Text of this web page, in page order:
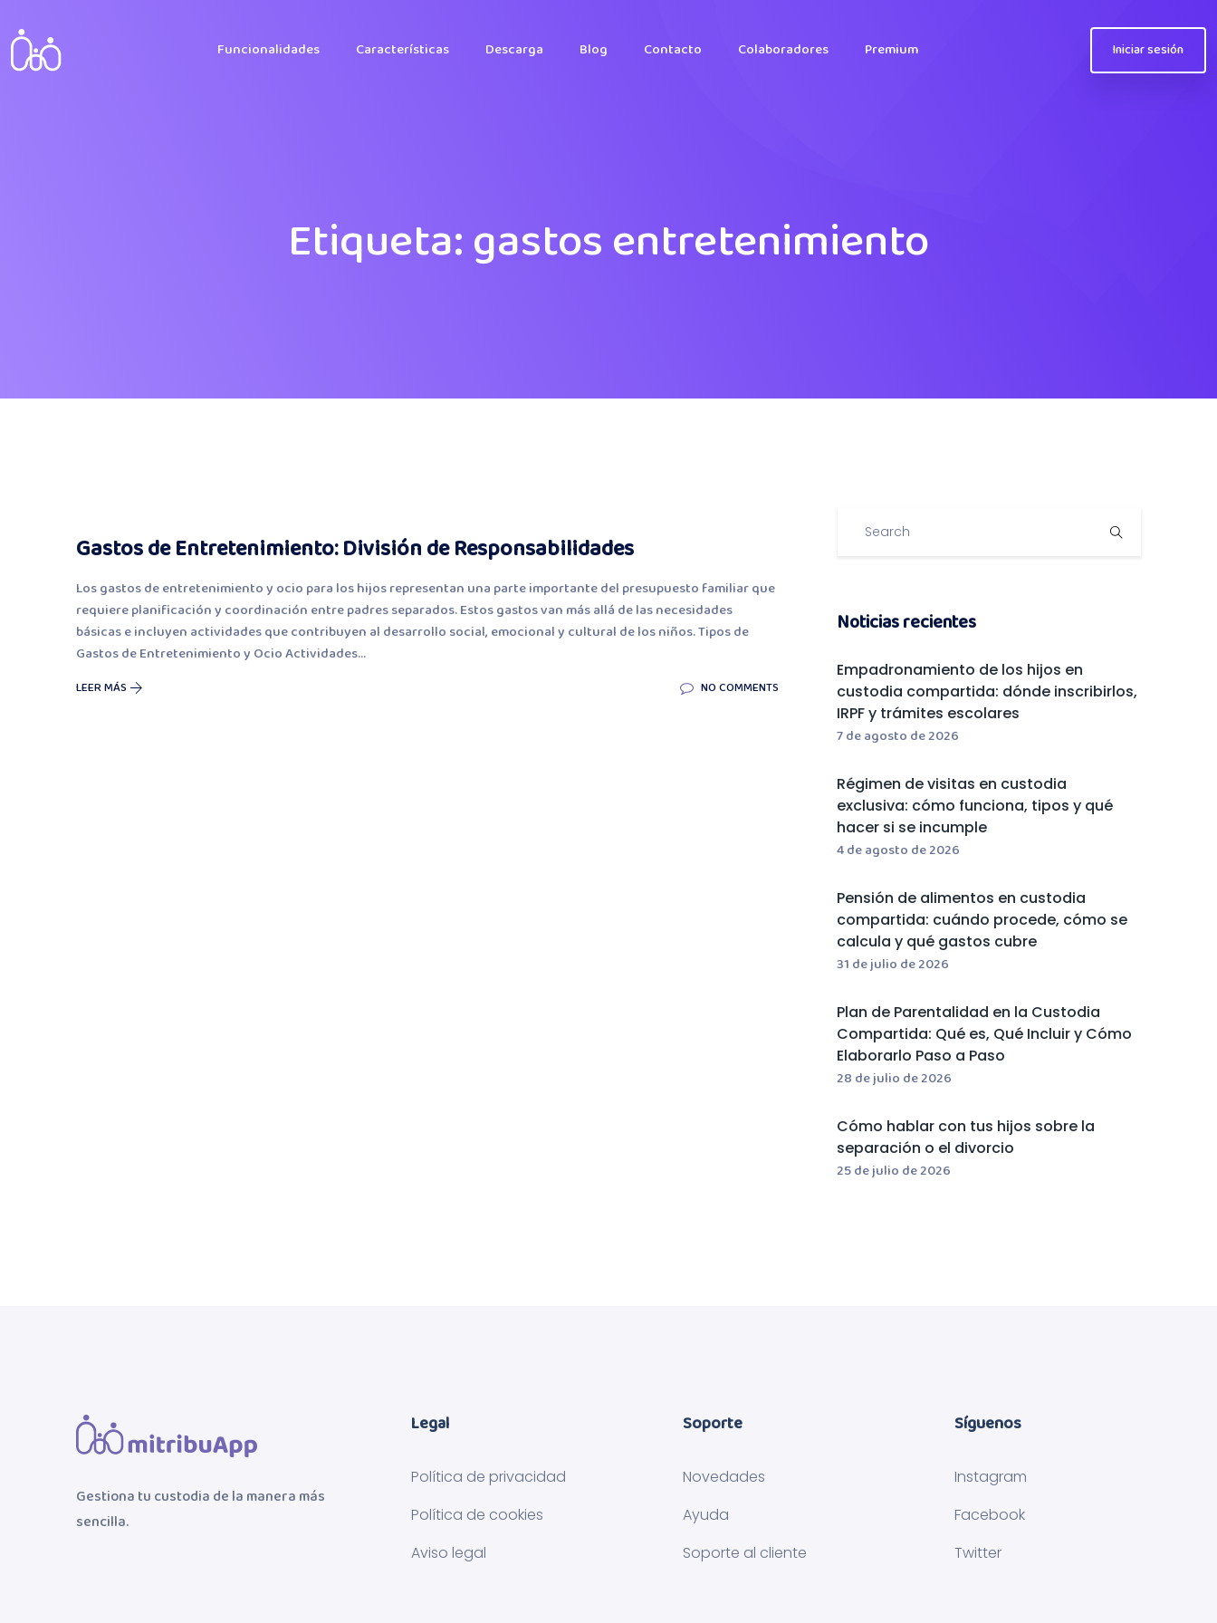
Funcionalidades Características Descarga Blog Contacto Colaboradores Premium Iniciar sesión
Etiqueta:gastos entretenimiento
Gastos de Entretenimiento: División de Responsabilidades
Los gastos de entretenimiento y ocio para los hijos representan una parte importante del presupuesto familiar que
requiere planificación y coordinación entre padres separados. Estos gastos van más allá de las necesidades
básicas e incluyen actividades que contribuyen al desarrollo social, emocional y cultural de los niños. Tipos de
Gastos de Entretenimiento y Ocio Actividades...
LEER MÁS NO COMMENTS
Noticias recientes
Empadronamiento de los hijos en
custodia compartida: dónde inscribirlos,
IRPF y trámites escolares
7 de agosto de 2026
Régimen de visitas en custodia
exclusiva: cómo funciona, tipos y qué
hacer si se incumple
4 de agosto de 2026
Pensión de alimentos en custodia
compartida: cuándo procede, cómo se
calcula y qué gastos cubre
31 de julio de 2026
Plan de Parentalidad en la Custodia
Compartida: Qué es, Qué Incluir y Cómo
Elaborarlo Paso a Paso
28 de julio de 2026
Cómo hablar con tus hijos sobre la
separación o el divorcio
25 de julio de 2026
Gestiona tu custodia de la manera más
sencilla.
Legal
Política de privacidad
Política de cookies
Aviso legal
Soporte
Novedades
Ayuda
Soporte al cliente
Síguenos
Instagram
Facebook
Twitter